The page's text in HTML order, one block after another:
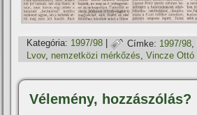
Kategória: 1997/98 | Címke: 1997/98
Lvov, nemzetközi mérkőzés,Vincze Ottó
Vélemény, hozzászólás?